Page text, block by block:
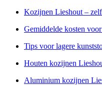
Kozijnen Lieshout –
Gemiddelde kosten
Tips voor lagere
Houten kozijnen
Aluminium kozijnen